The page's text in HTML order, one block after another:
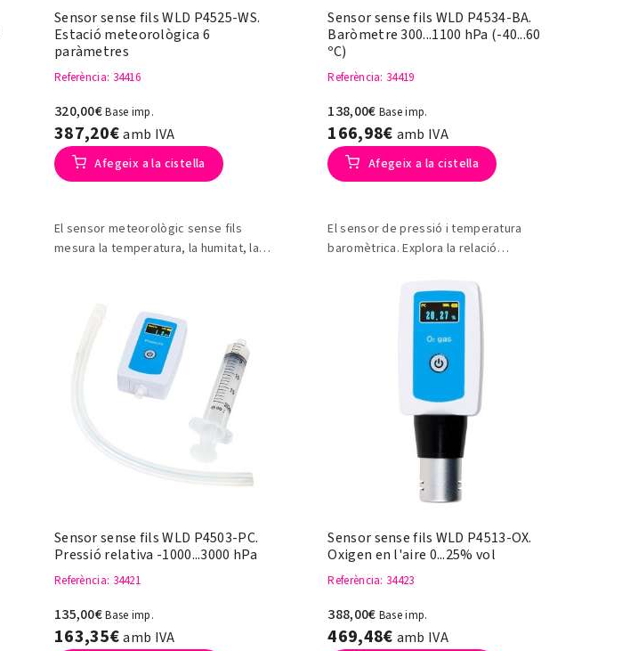
Sensor sense fils WLD P4525-WS.
Estació meteorològica 6
paràmetres
Referència: 34416
320,00€Base imp.
387,20€amb IVA
Afegeix a la cistella
El sensor meteorològic sense fils
mesura la temperatura, la humitat, la
Sensor sense fils WLD P4534-BA.
Baròmetre 300...1100 hPa (-40...60
ºC)
Referència: 34419
138,00€ Base imp.
166,98€ amb IVA
Afegeix a la cistella
El sensor de pressió i temperatura
baromètrica. Explora la relació
Sensor sense fils WLD P4503-PC.
Pressió relativa -1000...3000 hPa
Referència: 34421
135,00€Base imp.
163,35€amb IVA
Sensor sense fils WLD P4513-OX.
Oxigen en l'aire 0...25% vol
Referència: 34423
388,00€ Base imp.
469,48€ amb IVA